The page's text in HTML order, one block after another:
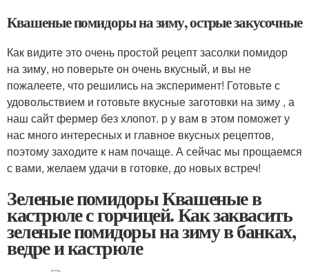
Квашеные помидоры на зиму, острые закусочные
Как видите это очень простой рецепт засолки помидор
на зиму, но поверьте он очень вкусный, и вы не
пожалеете, что решились на эксперимент! Готовьте с
удовольствием и готовьте вкусные заготовки на зиму , а
наш сайт фермер без хлопот. р у вам в этом поможет у
нас много интересных и главное вкусных рецептов,
поэтому заходите к нам почаще. А сейчас мы прощаемся
с вами, желаем удачи в готовке, до новых встреч!
Зеленые помидоры Квашеные в
кастрюле с горчицей. Как заквасить
зеленые помидоры на зиму в банках,
ведре и кастрюле